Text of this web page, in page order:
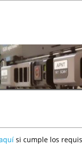
si cumple los